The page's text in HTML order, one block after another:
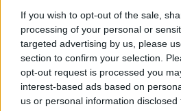
If you wish to opt-out of the sale,
processing of your personal or
targeted advertising by us, please
section to confirm your selection.
opt-out request is processed you
interest-based ads based on
us or personal information